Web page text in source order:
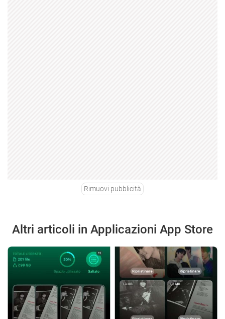
Rimuovi pubblicità
Altri articoli in Applicazioni App Store